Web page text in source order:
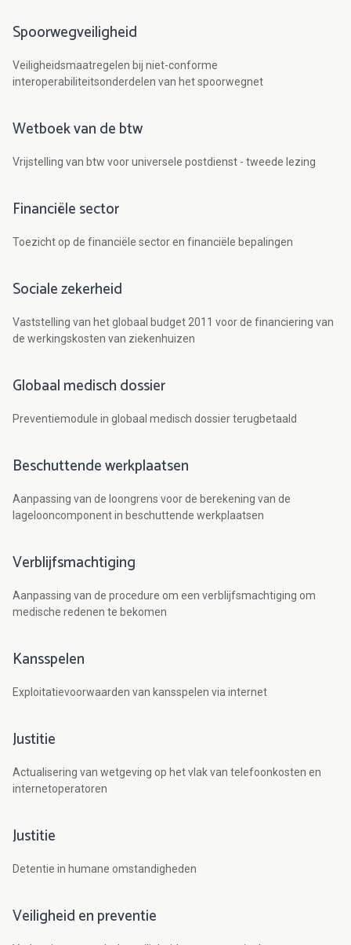
Spoorwegveiligheid
Veiligheidsmaatregelen bij niet-conforme
interoperabiliteitsonderdelen van het spoorwegnet
Wetboek van de btw
Vrijstelling van btw voor universele postdienst - tweede lezing
Financiële sector
Toezicht op de financiële sector en financiële bepalingen
Sociale zekerheid
Vaststelling van het globaal budget 2011 voor de financiering van
de werkingskosten van ziekenhuizen
Globaal medisch dossier
Preventiemodule in globaal medisch dossier terugbetaald
Beschuttende werkplaatsen
Aanpassing van de loongrens voor de berekening van de
lagelooncomponent in beschuttende werkplaatsen
Verblijfsmachtiging
Aanpassing van de procedure om een verblijfsmachtiging om
medische redenen te bekomen
Kansspelen
Exploitatievoorwaarden van kansspelen via internet
Justitie
Actualisering van wetgeving op het vlak van telefoonkosten en
internetoperatoren
Justitie
Detentie in humane omstandigheden
Veiligheid en preventie